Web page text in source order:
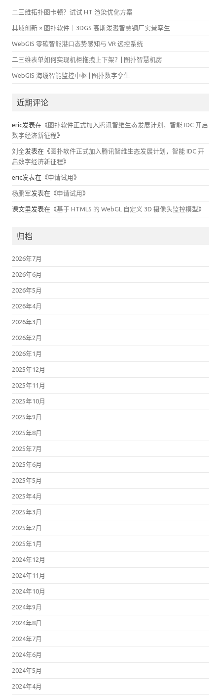
二三维拓扑图卡顿？试试 HT 渲染优化方案
其域创新 × 图扑软件｜3DGS 高斯泼溅智慧钢厂实景孪生
WebGIS 零碳智能港口态势感知与 VR 远控系统
二三维表单如何实现机柜拖拽上下架？| 图扑智慧机房
WebGIS 海缆智能监控中枢 | 图扑数字孪生
近期评论
eric发表在《 图扑软件正式加入腾讯智维生态发展计划，智能 IDC 开启
数字经济新征程》
刘全发表在《 图扑软件正式加入腾讯智维生态发展计划，智能 IDC 开
启数字经济新征程》
eric发表在《申请试用 》
杨鹏军发表在《申请试用 》
课文里发表在《基于 HTML5 的 WebGL 自定义 3D 摄像头监控模型》
归档
2026年7月
2026年6月
2026年5月
2026年4月
2026年3月
2026年2月
2026年1月
2025年12月
2025年11月
2025年10月
2025年9月
2025年8月
2025年7月
2025年6月
2025年5月
2025年4月
2025年3月
2025年2月
2025年1月
2024年12月
2024年11月
2024年10月
2024年9月
2024年8月
2024年7月
2024年6月
2024年5月
2024年4月